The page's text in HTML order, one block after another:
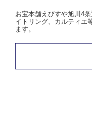
お宝本舗えびすや旭川4
イトリング、カルティエ
ます。